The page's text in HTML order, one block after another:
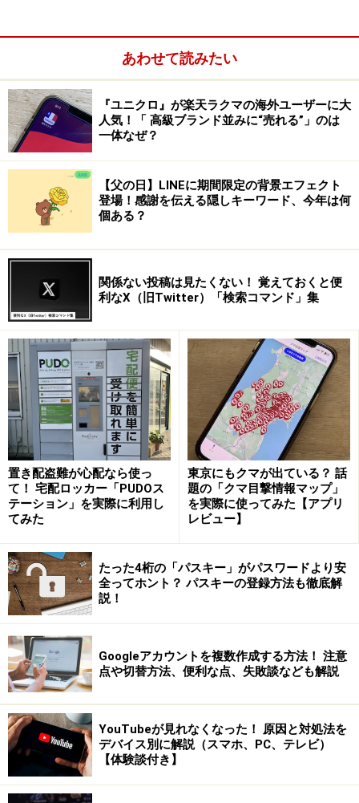
2.
アップデートしたら、設定画面を開き、［背景とエフェ
クト］を選択。タブにある［アバター］をクリックし、
好みのアバターをクリックすると、アバターに置き換わ
ります。
［背景とエフェクト］をクリックして［アバター］をクリッ
クすると、好きなアバターを選択できる
・アバターは計22種類
執筆時点でのアバターは、11種類の動物と、服装がパー
後、順次追加されるそうです。
口の動きや顔の傾き、まばたきもうまく再現していま
す。
あわせて読みたい
『ユニクロ』が楽天ラクマの海外ユーザーに大
人気！「 高級ブランド並みに“売れる”」のは
一体なぜ？
【父の日】LINEに期間限定の背景エフェクト
登場！感謝を伝える隠しキーワード、今年は何
個ある？
関係ない投稿は見たくない！ 覚えておくと便
利なX（旧Twitter）「検索コマンド」集
置き配盗難が心配なら使っ
て！ 宅配ロッカー「PUDOス
テーション」を実際に利用し
てみた
東京にもクマが出ている？ 話
題の「クマ目撃情報マップ」
を実際に使ってみた【アプリ
レビュー】
たった4桁の「パスキー」がパスワードより安
全ってホント？ パスキーの登録方法も徹底解
説！
Googleアカウントを複数作成する方法！ 注意
点や切替方法、便利な点、失敗談なども解説
YouTubeが見れなくなった！ 原因と対処法を
デバイス別に解説（スマホ、PC、テレビ）
【体験談付き】